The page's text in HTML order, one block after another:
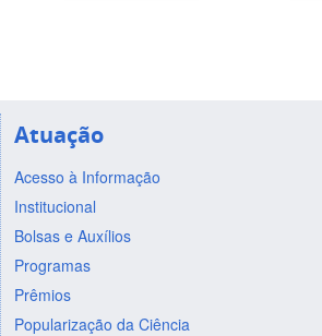
Atuação
Acesso à Informação
Institucional
Bolsas e Auxílios
Programas
Prêmios
Popularização da Ciência